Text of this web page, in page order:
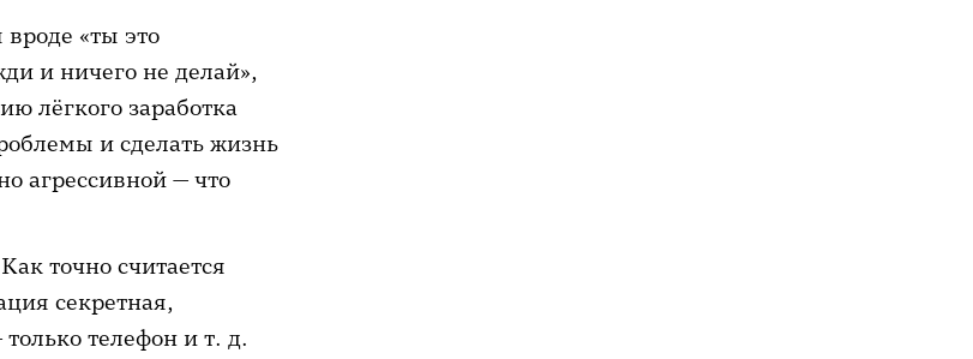
«ты это
и ничего не делай»,
лёгкого заработка
и сделать жизнь
агрессивной — что
Как точно считается
секретная,
телефон и т. д.